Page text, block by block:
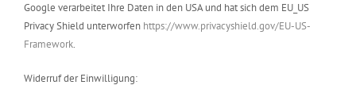
Google verarbeitet Ihre Daten in den USA und hat sich dem EU_US
Privacy Shield unterworfen https://www.privacyshield.gov/EU-US-
Framework.
Widerruf der Einwilligung: